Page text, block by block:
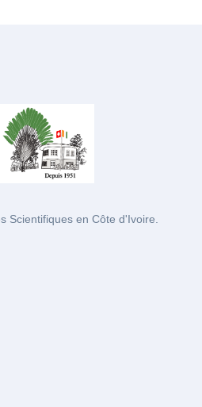
Scientifiques en Côte d'Ivoire.